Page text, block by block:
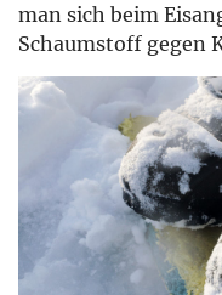
man sich beim
Schaumstoff gegen